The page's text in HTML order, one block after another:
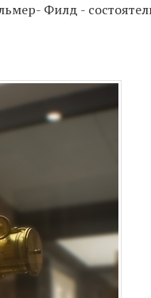
Филд -